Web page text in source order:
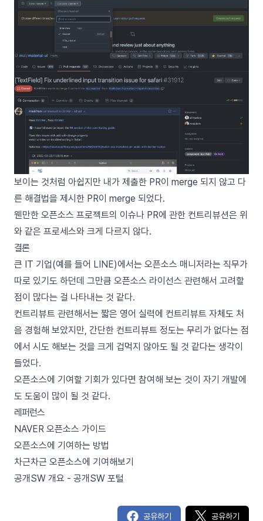
보이는 것처럼 아쉽지만 내가 제출한 PR이 merge 되지 않고 다
른 해결법을 제시한 PR이 merge 되었다.
웬만한 오픈소스 프로젝트의 이슈나 PR에 관한 컨트리뷰션은 위
와 같은 프로세스와 크게 다르지 않다.
결론
큰 IT 기업(예를 들어 LINE)에서는 오픈소스 매니저라는 직무가
따로 있기도 하던데 그만큼 오픈소스 라이선스 관련해서 고려할
점이 많다는 걸 나타내는 것 같다.
컨트리뷰트 관련해서는 짧은 영어 실력에 컨트리뷰트 자체도 처
음 경험해 보았지만, 간단한 컨트리뷰트 정도는 무리가 없다는 점
에서 시도 해보는 것을 크게 겁먹지 않아도 될 것 같다는 생각이
들었다.
오픈소스에 기여할 기회가 있다면 참여해 보는 것이 자기 개발에
도 도움이 많이 될 것 같다.
레퍼런스
NAVER 오픈소스 가이드
오픈소스에 기여하는 방법
차근차근 오픈소스에 기여해보기
공개SW 개요 - 공개SW 포털
공유하기 공유하기